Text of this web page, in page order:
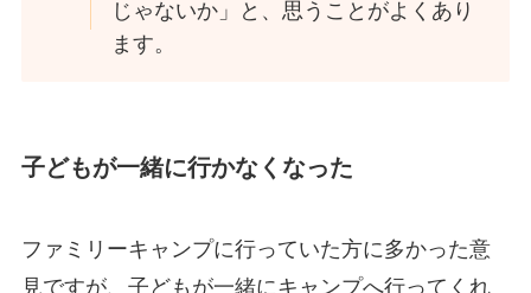
じゃないか」と、思うことがよくあり
ます。
子どもが一緒に行かなくなった
ファミリーキャンプに行っていた方に多かった意
見ですが、子どもが一緒にキャンプへ行ってくれ